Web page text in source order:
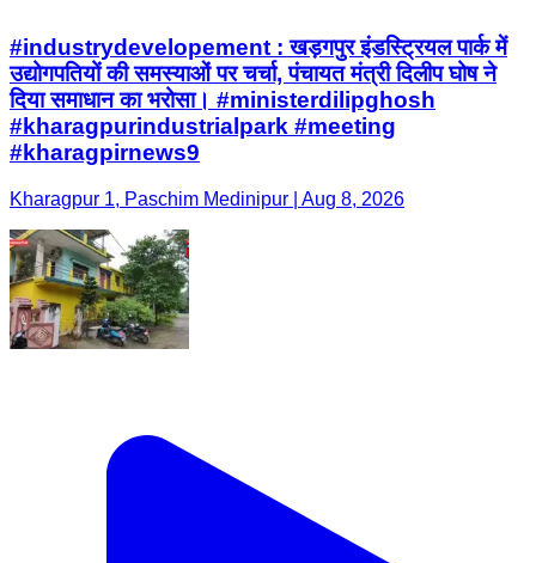
#industrydevelopement : खड़गपुर इंडस्ट्रियल पार्क में
उद्योगपतियों की समस्याओं पर चर्चा, पंचायत मंत्री दिलीप घोष ने
दिया समाधान का भरोसा। #ministerdilipghosh
#kharagpurindustrialpark #meeting
#kharagpirnews9
Kharagpur 1, Paschim Medinipur | Aug 8, 2026